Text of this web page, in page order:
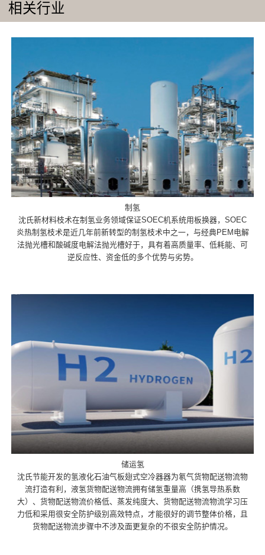
相关行业
制氢
沈氏新材料枝术在制氢业务领域保证SOEC机系统用板换器，SOEC
炎热制氢枝术是近几年前新转型的制氢枝术中之一，与经典PEM电解
法抛光槽和酸碱度电解法抛光槽好于，具有着高质量率、低耗能、可
逆反应性、资金低的多个优势与劣势。
储运氢
沈氏节能开发的氢液化石油气板翅式空冷器器为氡气货物配送物流物
流打造有利，液氢货物配送物流拥有储氢重量高（携氢导热系数
大）、货物配送物流价格低、蒸发纯度大、货物配送物流物流学习压
力低和采用很安全防护级别高效特点，才能很好的调节整体价格，且
货物配送物流步骤中不涉及面更复杂的不很安全防护情况。